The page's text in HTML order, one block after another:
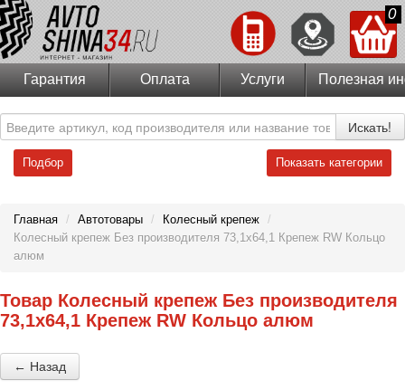
0
Гарантия Оплата Услуги Полезная
Искать!
Подбор Показать категории
Главная / Автотовары / Колесный крепеж /
Колесный крепеж Без производителя 73,1х64,1 Крепеж RW Кольцо
алюм
Товар Колесный крепеж Без производителя
73,1х64,1 Крепеж RW Кольцо алюм
← Назад